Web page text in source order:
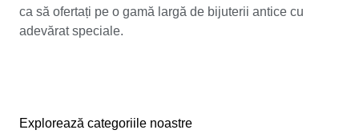
ca să ofertați pe o gamă largă de bijuterii antice cu
adevărat speciale.
Explorează categoriile noastre